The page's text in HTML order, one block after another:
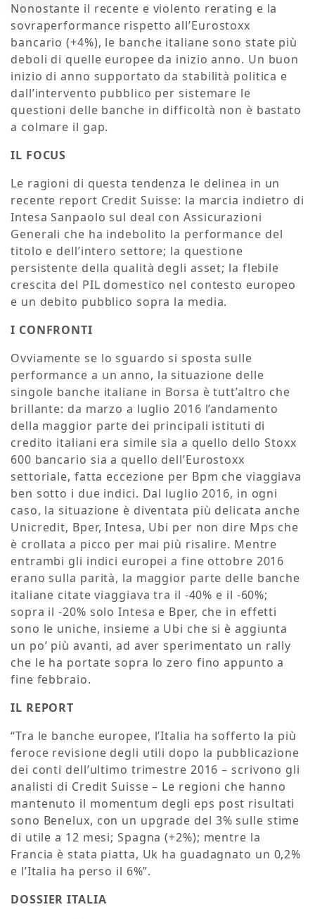
Nonostante il recente e violento rerating e la
sovraperformance rispetto all’Eurostoxx
bancario (+4%), le banche italiane sono state più
deboli di quelle europee da inizio anno. Un buon
inizio di anno supportato da stabilità politica e
dall’intervento pubblico per sistemare le
questioni delle banche in difficoltà non è bastato
a colmare il gap.
IL FOCUS
Le ragioni di questa tendenza le delinea in un
recente report Credit Suisse: la marcia indietro di
Intesa Sanpaolo sul deal con Assicurazioni
Generali che ha indebolito la performance del
titolo e dell’intero settore; la questione
persistente della qualità degli asset; la flebile
crescita del PIL domestico nel contesto europeo
e un debito pubblico sopra la media.
I CONFRONTI
Ovviamente se lo sguardo si sposta sulle
performance a un anno, la situazione delle
singole banche italiane in Borsa è tutt’altro che
brillante: da marzo a luglio 2016 l’andamento
della maggior parte dei principali istituti di
credito italiani era simile sia a quello dello Stoxx
600 bancario sia a quello dell’Eurostoxx
settoriale, fatta eccezione per Bpm che viaggiava
ben sotto i due indici. Dal luglio 2016, in ogni
caso, la situazione è diventata più delicata anche
Unicredit, Bper, Intesa, Ubi per non dire Mps che
è crollata a picco per mai più risalire. Mentre
entrambi gli indici europei a fine ottobre 2016
erano sulla parità, la maggior parte delle banche
italiane citate viaggiava tra il -40% e il -60%;
sopra il -20% solo Intesa e Bper, che in effetti
sono le uniche, insieme a Ubi che si è aggiunta
un po’ più avanti, ad aver sperimentato un rally
che le ha portate sopra lo zero fino appunto a
fine febbraio.
IL REPORT
“Tra le banche europee, l’Italia ha sofferto la più
feroce revisione degli utili dopo la pubblicazione
dei conti dell’ultimo trimestre 2016 – scrivono gli
analisti di Credit Suisse – Le regioni che hanno
mantenuto il momentum degli eps post risultati
sono Benelux, con un upgrade del 3% sulle stime
di utile a 12 mesi; Spagna (+2%); mentre la
Francia è stata piatta, Uk ha guadagnato un 0,2%
e l’Italia ha perso il 6%”.
DOSSIER ITALIA